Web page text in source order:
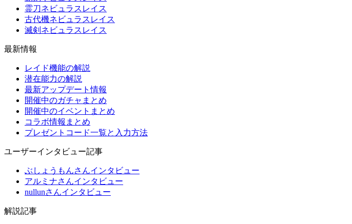
霊刀ネビュラスレイス
古代機ネビュラスレイス
滅剣ネビュラスレイス
最新情報
レイド機能の解説
潜在能力の解説
最新アップデート情報
開催中のガチャまとめ
開催中のイベントまとめ
コラボ情報まとめ
プレゼントコード一覧と入力方法
ユーザーインタビュー記事
ぶしょうもんさんインタビュー
アルミナさんインタビュー
nullunさんインタビュー
解説記事